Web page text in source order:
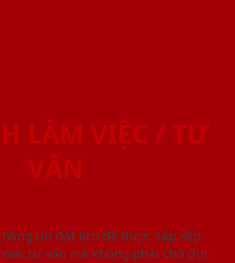
LÀM VIỆC / TƯ
VẤN
tin đặt lịch để được sắp xếp
tư vấn mà không phải chờ đợi.